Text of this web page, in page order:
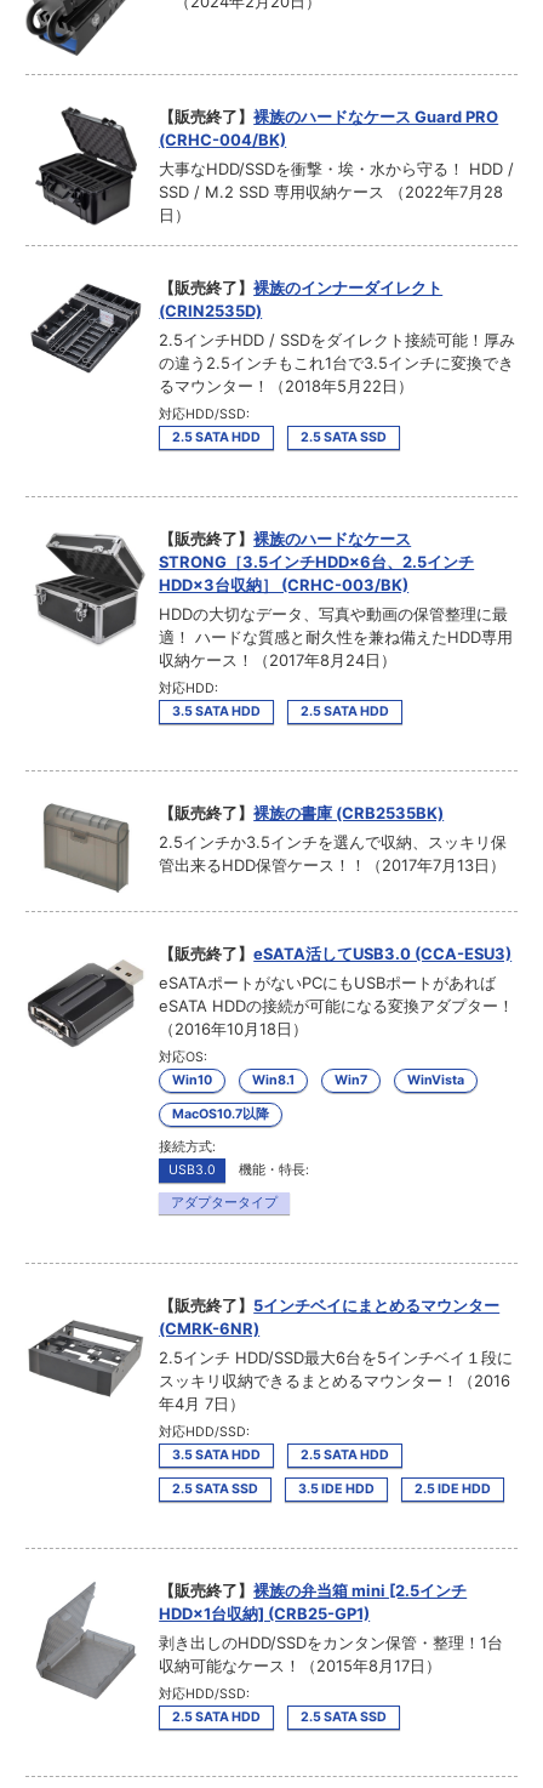
【販売終了】裸族のハードなケース Guard PRO
(CRHC-004/BK)
大事なHDD/SSDを衝撃・埃・水から守る！ HDD /
SSD / M.2 SSD 専用収納ケース （2022年7月28
日）
【販売終了】裸族のインナーダイレクト
(CRIN2535D)
2.5インチHDD / SSDをダイレクト接続可能！厚み
の違う2.5インチもこれ1台で3.5インチに変換でき
るマウンター！（2018年5月22日）
対応HDD/SSD:
2.5 SATA HDD
2.5 SATA SSD
【販売終了】裸族のハードなケース
STRONG［3.5インチHDD×6台、2.5インチ
HDD×3台収納］ (CRHC-003/BK)
HDDの大切なデータ、写真や動画の保管整理に最
適！ ハードな質感と耐久性を兼ね備えたHDD専用
収納ケース！（2017年8月24日）
対応HDD:
3.5 SATA HDD
2.5 SATA HDD
【販売終了】裸族の書庫 (CRB2535BK)
2.5インチか3.5インチを選んで収納、スッキリ保
管出来るHDD保管ケース！！（2017年7月13日）
【販売終了】eSATA活してUSB3.0 (CCA-ESU3)
eSATAポートがないPCにもUSBポートがあれば
eSATA HDDの接続が可能になる変換アダプター！
（2016年10月18日）
対応OS:
Win10
Win8.1 Win7 WinVista
MacOS10.7以降
接続方式:
USB3.0
機能・特長:
アダプタータイプ
【販売終了】 5インチベイにまとめるマウンター
(CMRK-6NR)
2.5インチ HDD/SSD最大6台を5インチベイ１段に
スッキリ収納できるまとめるマウンター！（2016
年4月 7日）
対応HDD/SSD:
3.5 SATA HDD
2.5 SATA HDD
2.5 SATA SSD 3.5 IDE HDD 2.5 IDE HDD
【販売終了】裸族の弁当箱 mini [2.5インチ
HDD×1台収納] (CRB25-GP1)
剥き出しのHDD/SSDをカンタン保管・整理！1台
収納可能なケース！（2015年8月17日）
対応HDD/SSD:
2.5 SATA HDD
2.5 SATA SSD